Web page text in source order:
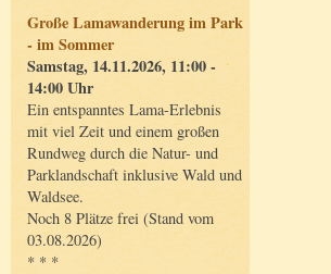
Große Lamawanderung im Park
- im Sommer
Samstag, 14.11.2026, 11:00 -
14:00 Uhr
Ein entspanntes Lama-Erlebnis
mit viel Zeit und einem großen
Rundweg durch die Natur- und
Parklandschaft inklusive Wald und
Waldsee.
Noch 8 Plätze frei (Stand vom
03.08.2026)
* * *